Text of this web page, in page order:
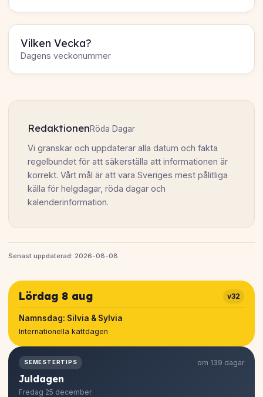
Vilken Vecka?
Dagens veckonummer
RedaktionenRöda Dagar
Vi granskar och uppdaterar alla datum och fakta
regelbundet för att säkerställa att informationen är
korrekt. Vårt mål är att vara Sveriges mest pålitliga
källa för helgdagar, röda dagar och
kalenderinformation.
Senast uppdaterad: 2026-08-08
Lördag 8 aug v32
Namnsdag: Silvia & Sylvia
Internationella kattdagen
SEMESTERTIPS om 139 dagar
Juldagen
Fredag 25 december